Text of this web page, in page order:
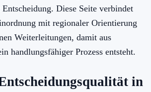
Diese Seite verbindet
mit regionaler Orientierung
Weiterleitungen, damit aus
handlungsfähiger Prozess entsteht.
in